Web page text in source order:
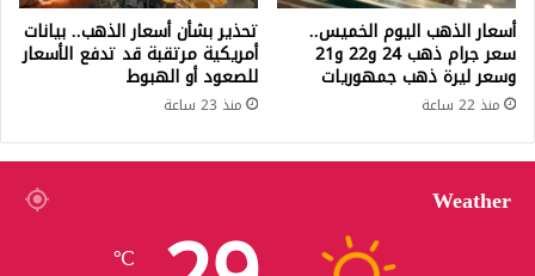
أسعار الذهب اليوم الخميس..
سعر جرام ذهب 24 و22 و21
وسعر ليرة ذهب جمهوريات
منذ 22 ساعة
تحذير بشأن أسعار الذهب.. بيانات
أمريكية مرتقبة قد تدفع الأسعار
للصعود أو الهبوط
منذ 23 ساعة
Weather
℃